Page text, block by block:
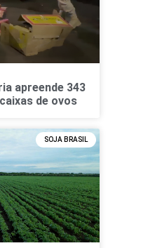
apreende 343
de ovos
SOJA BRASIL